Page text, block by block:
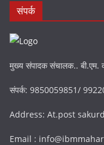
संपर्क
मुख्य संपादक संचालक..
संपर्क: 9850059851/
Address: At.post
Email :